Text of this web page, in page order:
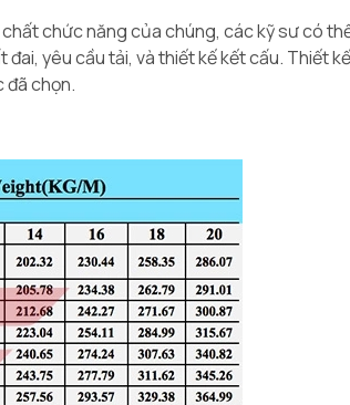
chức năng của chúng, các kỹ sư có
yêu cầu tải, và thiết kế kết cấu. Thiết
đã chọn.